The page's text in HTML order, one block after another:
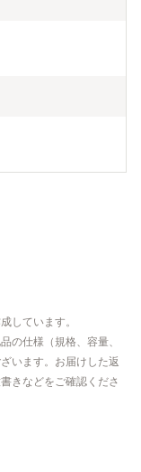
しています。
の仕様（規格、容量、
います。お届けした返
きなどをご確認くださ